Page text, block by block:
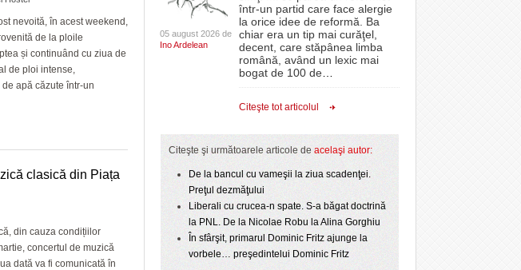
de
fi primar
- acum 1 zi
trei ani niciun primar aflat în conflict de
nu şi-a pierdut mandatul. Avocatul Toni
ia apărarea prefectului de Timiş în
ordinul prefectului de Timiş
Sezonul marilor speranțe! Politehnica atacă
elita cu un meci tare, în care o nou-promovată
dramatic în barajul de promovare
- 3 August 2026
Politehnica încheie cantonamentul cu o victorie
View all
DE
N
CLIPURI VIDEO
JOCURI ONLINE
La Muzeul Apei are loc expoziția „Sub semnul
curgerii. Între transparență și permanență” - 4
- 3 August 2026
View all
proiectelor derulate de instituție din fonduri
europene/FOTO
ANAF oferă persoanelor fizice posibilitatea să
beneficieze de Declarația Unică 212
2025
CLIPURI VIDEO
JOCURI ONLINE
DIVERSE
FARMACII DIN
GRĂDINIŢE DIN TIMIŞ
PRIMĂRIILE DIN TIMIŞ
SFATUL MEDICULUI
SFATURI JURIDICE
nevoită, în acest weekend,
de la ploile
și continuând cu ziua de
de ploi intense,
apă căzute într-un
clasică din Piața
din cauza condițiilor
concertul de muzică
dată va fi comunicată în
05 august 2026 de
Ino Ardelean
într-un partid care face alergie
la orice idee de reformă. Ba
chiar era un tip mai curăţel,
decent, care stăpânea limba
română, având un lexic mai
bogat de 100 de
Citeşte tot articolul
Citeşte şi următoarele articole de acelaşi autor:
De la bancul cu vameşii la ziua scadenţei.
Preţul dezmăţului
Liberali cu crucea-n spate. S-a băgat doctrină
la PNL. De la Nicolae Robu la Alina Gorghiu
În sfârşit, primarul Dominic Fritz ajunge la
vorbele… preşedintelui Dominic Fritz